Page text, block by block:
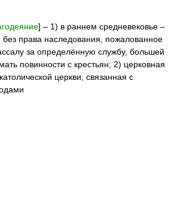
] – 1) в раннем средневековье –
права наследования, пожалованное
за определённую службу, большей
повинности с крестьян; 2) церковная
церкви, связанная с